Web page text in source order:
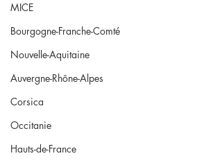
MICE
Bourgogne-Franche-Comté
Nouvelle-Aquitaine
Auvergne-Rhône-Alpes
Corsica
Occitanie
Hauts-de-France